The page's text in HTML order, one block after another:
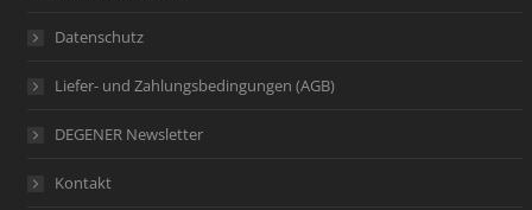
Datenschutz
Liefer- und Zahlungsbedingungen (AGB)
DEGENER Newsletter
Kontakt